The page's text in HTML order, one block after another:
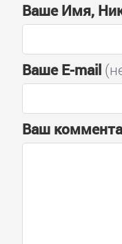
Ваше Имя,
Ваше E-mail
Ваш